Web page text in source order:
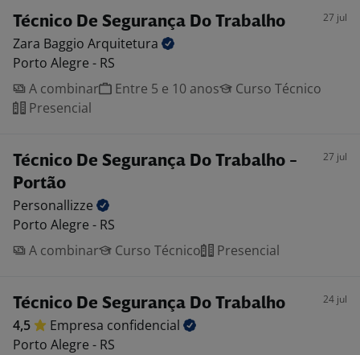
Técnico De Segurança Do Trabalho 27 jul
Zara Baggio Arquitetura
Porto Alegre - RS
A combinar
Entre 5 e 10 anos
Curso Técnico
Presencial
Técnico De Segurança Do Trabalho -
Portão
27 jul
Personallizze
Porto Alegre - RS
A combinar
Curso Técnico Presencial
Técnico De Segurança Do Trabalho 24 jul
4,5 Empresa confidencial
Porto Alegre - RS